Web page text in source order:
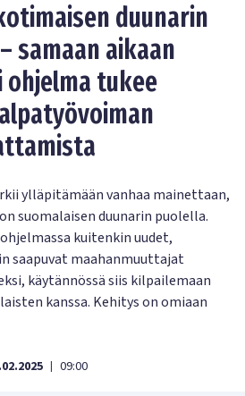
duunarin
samaan aikaan
ohjelma tukee
ylläpitämään vanhaa mainettaan,
suomalaisen duunarin puolella.
kuitenkin uudet,
saapuvat maahanmuuttajat
käytännössä siis kilpailemaan
kanssa. Kehitys on omiaan
| 09:00